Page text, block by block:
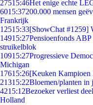
27515:46Het enige echte
6015:37200.000 mensen
Frankrijk
12515:33[ShowChat #1259]
14915:27Pensioenfonds
struikelblok
10915:27Progressieve
Michigan
17615:26[Keuken Kampioen
21315:22Bloemen/planten in
4215:12Bezoeker verliest
Holland